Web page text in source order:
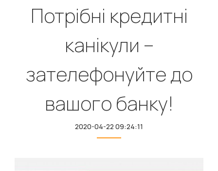
Потрібні кредитні
канікули –
зателефонуйте до
вашого банку!
2020-04-22 09:24:11